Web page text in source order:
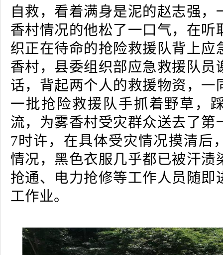
自救，看着满身是泥的赵志强，
香村情况的他松了一口气，在听
织正在待命的抢险救援队背上应
香村，县委组织部应急救援队员
话，背起两个人的救援物资，一
一批抢险救援队手抓着野草，
流，为雾香村受灾群众送去了第
7时许，在具体受灾情况摸清后
情况，黑色衣服几乎都已被汗渍
抢通、电力抢修等工作人员随即
工作业。